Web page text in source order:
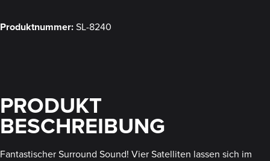
Produktnummer:SL-8240
PRODUKT
BESCHREIBUNG
Fantastischer Surround Sound! Vier Satelliten lassen sich im